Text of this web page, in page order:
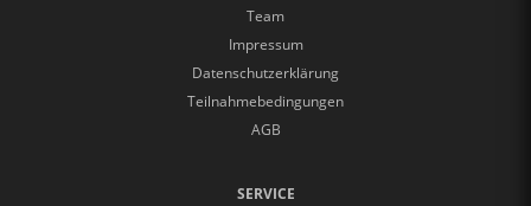
Team
Impressum
Datenschutzerklärung
Teilnahmebedingungen
AGB
SERVICE